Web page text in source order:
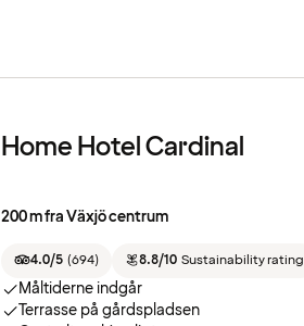
Home Hotel Cardinal
200 m fra Växjö centrum
4.0/5 (694) 8.8/10 Sustainability rating
Måltiderne indgår
Terrasse på gårdspladsen